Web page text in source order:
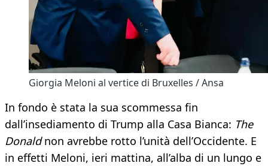
Giorgia Meloni al vertice di Bruxelles / Ansa
In fondo è stata la sua scommessa fin
dall’insediamento di Trump alla Casa Bianca: The
Donaldnon avrebbe rotto l’unità dell’Occidente. E
in effetti Meloni, ieri mattina, all’alba di un lungo e